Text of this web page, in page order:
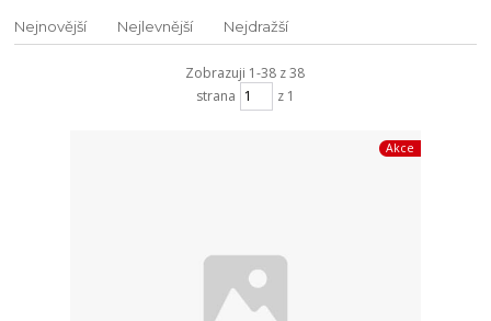
Nejnovější Nejlevnější Nejdražší
Zobrazuji 1-38 z 38
strana
z 1
Akce